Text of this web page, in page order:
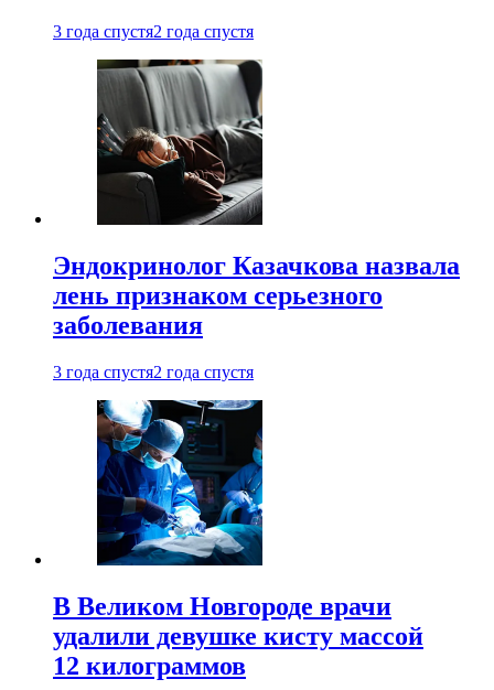
3 года спустя2 года спустя
Эндокринолог Казачкова назвала
лень признаком серьезного
заболевания
3 года спустя2 года спустя
В Великом Новгороде врачи
удалили девушке кисту массой
12 килограммов